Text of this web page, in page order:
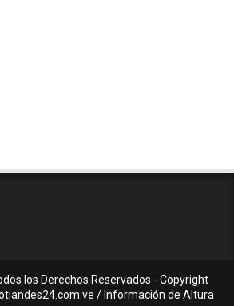
los Derechos Reservados - Copyright
/ Información de Altura